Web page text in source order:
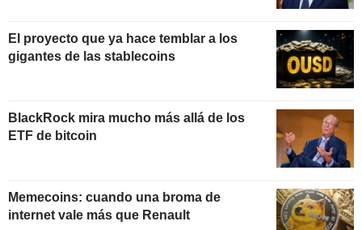
El proyecto que ya hace temblar a los
gigantes de las stablecoins
BlackRock mira mucho más allá de los
ETF de bitcoin
Memecoins: cuando una broma de
internet vale más que Renault